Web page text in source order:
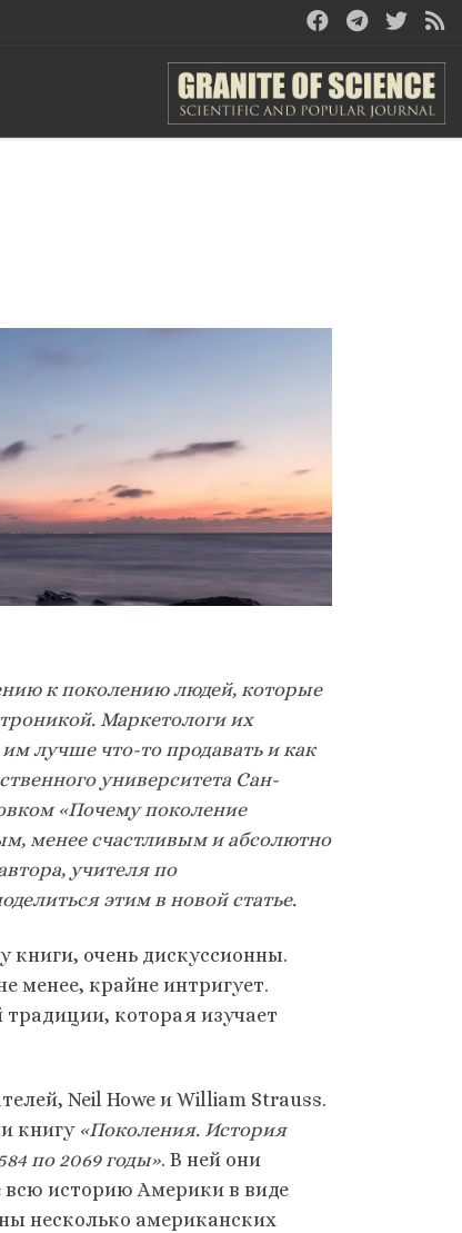
к поколению людей, которые
Маркетологи их
лучше что-то продавать и как
университета Сан-
«Почему поколение
менее счастливым и абсолютно
учителя по
этим в новой статье.
книги, очень дискуссионны.
менее, крайне интригует.
которая изучает
Neil Howe и William Strauss.
книгу «Поколения. История
по 2069 годы». В ней они
историю Америки в виде
несколько американских